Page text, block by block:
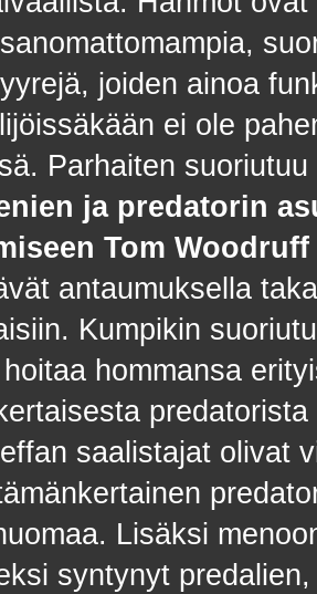
joiden ainoa
ei ole
Parhaiten
ja predatorin
Tom
antaumuksella
Kumpikin
hommansa
saalistajat olivat
Lisäksi
syntynyt